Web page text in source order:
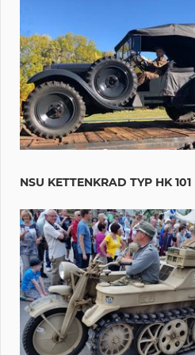
NSU KETTENKRAD TYP HK 101